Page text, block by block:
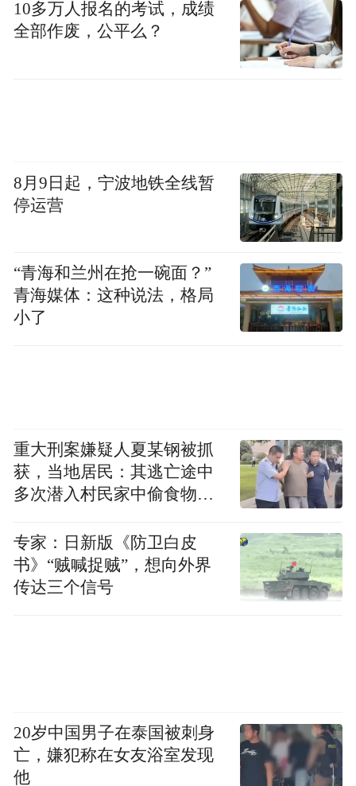
10多万人报名的考试，成绩
全部作废，公平么？
8月9日起，宁波地铁全线暂
停运营
“青海和兰州在抢一碗面？”
青海媒体：这种说法，格局
小了
重大刑案嫌疑人夏某钢被抓
获，当地居民：其逃亡途中
多次潜入村民家中偷食物被
专家：日新版《防卫白皮
书》“贼喊捉贼”，想向外界
传达三个信号
20岁中国男子在泰国被刺身
亡，嫌犯称在女友浴室发现
他